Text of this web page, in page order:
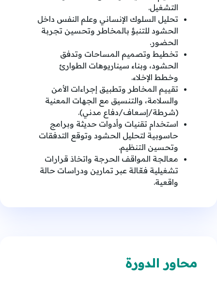
التشغيل.
تحليل السلوك الإنساني وعلم النفس داخل
الحشود للتنبؤ بالمخاطر وتحسين تجربة
الحضور.
تخطيط وتصميم المساحات وتدفق
الحشود، وبناء سيناريوهات الطوارئ
وخطط الإخلاء.
تقييم المخاطر وتطبيق إجراءات الأمن
والسلامة، والتنسيق مع الجهات المعنية
(شرطة/إسعاف/دفاع مدني).
استخدام تقنيات وأدوات حديثة وبرامج
حاسوبية لتحليل الحشود وتوقع التدفقات
وتحسين التنظيم.
معالجة المواقف الحرجة واتخاذ قرارات
تشغيلية فعّالة عبر تمارين ودراسات حالة
واقعية.
محاور الدورة